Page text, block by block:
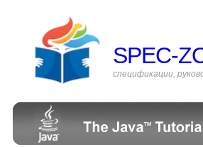
SPEC-
спецификации,